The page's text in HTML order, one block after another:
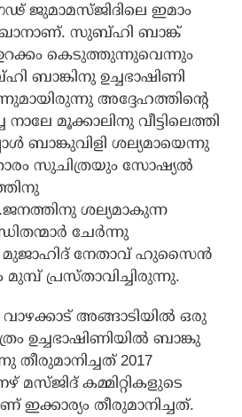
ജുമാമസ്ജിദിലെ ഇമാം
സുബ്ഹി ബാങ്ക്
കെടുത്തുന്നുവെന്നും
ഉച്ചഭാഷിണി
അദ്ദേഹത്തിന്റെ
മൂക്കാലിനു വീട്ടിലെത്തി
ബാങ്കുവിളി ശല്യമായെന്നു
സുചിത്രയും സോഷ്യല്‍
ശല്യമാകുന്ന
ചേര്‍ന്നു
മുജാഹിദ് നേതാവ് ഹുസൈന്‍
പ്രസ്താവിച്ചിരുന്നു.
വാഴക്കാട് അങ്ങാടിയില്‍ ഒരു
ഉച്ചഭാഷിണിയില്‍ ബാങ്കു
തീരുമാനിച്ചത് 2017
മസ്ജിദ് കമ്മിറ്റികളുടെ
തീരുമാനിച്ചത്.